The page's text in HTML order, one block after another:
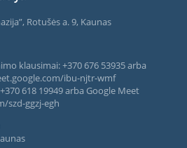
Rotušės a. 9, Kaunas
klausimai: +370 676 53935 arba
ibu-njtr-wmf
618 19949 arba Google Meet
szd-ggzj-egh